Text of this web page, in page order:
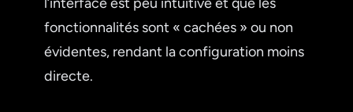
fonctionnalités sont « cachées » ou non
évidentes, rendant la configuration moins
directe.